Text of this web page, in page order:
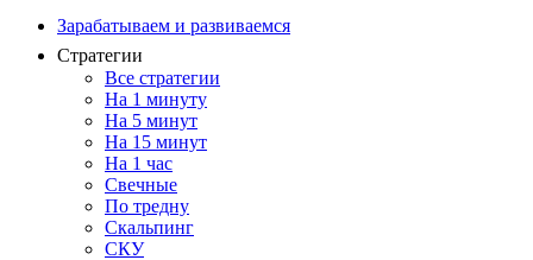
Зарабатываем и развиваемся
Стратегии
Все стратегии
На 1 минуту
На 5 минут
На 15 минут
На 1 час
Свечные
По тредну
Скальпинг
СКУ